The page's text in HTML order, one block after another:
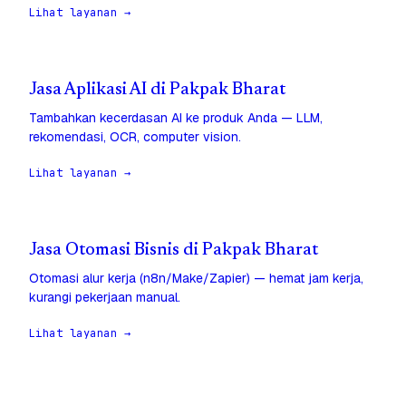
Lihat layanan →
Jasa Aplikasi AI di Pakpak Bharat
Tambahkan kecerdasan AI ke produk Anda — LLM,
rekomendasi, OCR, computer vision.
Lihat layanan →
Jasa Otomasi Bisnis di Pakpak Bharat
Otomasi alur kerja (n8n/Make/Zapier) — hemat jam kerja,
kurangi pekerjaan manual.
Lihat layanan →